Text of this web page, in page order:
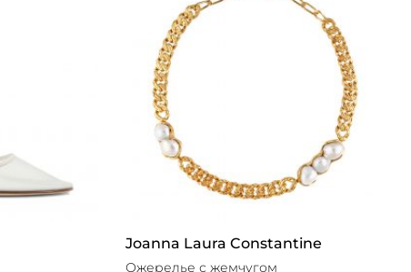
Joanna Laura Constantine
Ожерелье с жемчугом